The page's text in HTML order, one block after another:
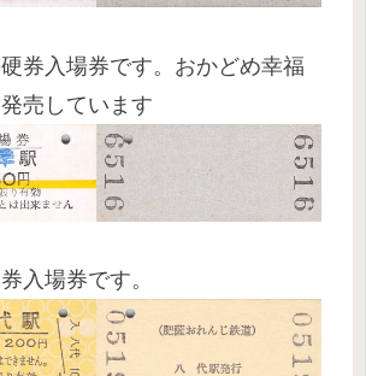
券入場券です。おかどめ幸福
売しています
入場券です。